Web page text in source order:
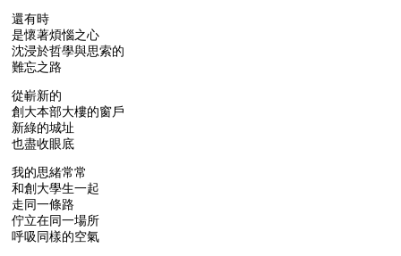
還有時
是懷著煩惱之心
沈浸於哲學與思索的
難忘之路
從嶄新的
創大本部大樓的窗戶
新綠的城址
也盡收眼底
我的思緒常常
和創大學生一起
走同一條路
佇立在同一場所
呼吸同樣的空氣